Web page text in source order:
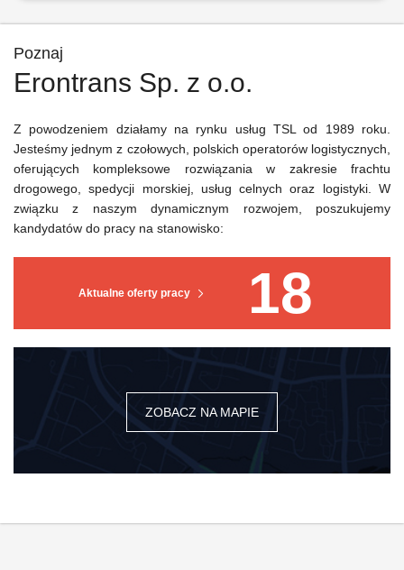
Poznaj
Erontrans Sp. z o.o.
Aktualne oferty pracy 18
ZOBACZ NA MAPIE
Z powodzeniem działamy na rynku usług TSL od 1989 roku.
Jesteśmy jednym z czołowych, polskich operatorów logistycznych,
oferujących kompleksowe rozwiązania w zakresie frachtu
drogowego, spedycji morskiej, usług celnych oraz logistyki. W
związku z naszym dynamicznym rozwojem, poszukujemy
kandydatów do pracy na stanowisko: